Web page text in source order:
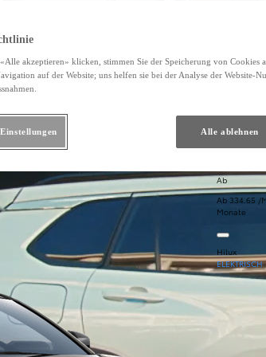
Ab
Ab 334.65 /
Monate
Hilux
ELEKTRISCH
akzeptieren» klicken, stimmen Sie der Speicherung von Cookies
auf der Website; uns helfen sie bei der Analyse der
Alle ablehnen